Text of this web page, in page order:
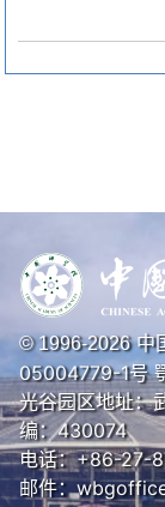
© 1996-2026中
05004779-1号
光谷园区地址：
编：430074
电话：+86-27-
邮件：